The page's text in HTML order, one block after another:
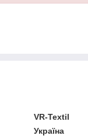
VR-Textil
Україна